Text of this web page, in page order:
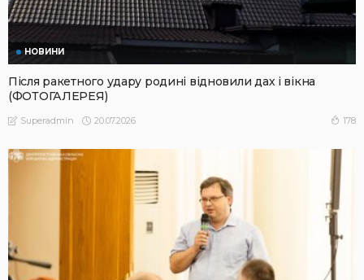
НОВИНИ
Після ракетного удару родині відновили дах і вікна
(ФОТОГАЛЕРЕЯ)
Superadmin 20.07.2026 178